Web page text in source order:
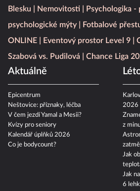
Blesku
Nemovitosti
Psychologika
psychologické mýty
Fotbalové
ONLINE
Eventový prostor Level 9
Szabová vs. Pudilová
Chance Liga
Aktuálně
Epicentrum
Neštovice: příznaky, léčba
V čem jezdí Yamal a Mesii?
Kvízy pro seniory
Kalendář úplňků 2026
Co je bodycount?
2026
z
Jak
Jak
6